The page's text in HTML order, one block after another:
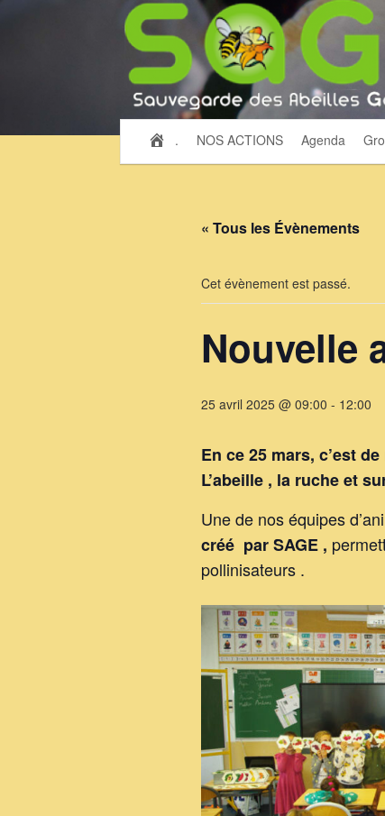
. NOS ACTIONS Agenda
« Tous les Évènements
Cet évènement est passé.
Nouvelle
25 avril 2025 @ 09:00 - 12:00
En ce 25 mars, c’est
L’abeille , la ruche et
Une de nos équipes
créé par SAGE ,
pollinisateurs .